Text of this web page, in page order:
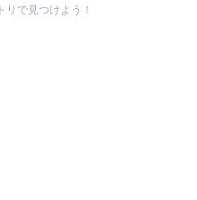
に直接移動するのに
で見つけよう！